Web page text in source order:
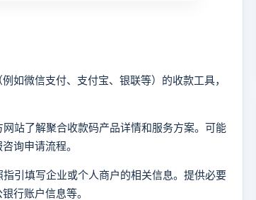
如微信支付、支付宝、银联等）的收款工具，
站了解聚合收款码产品详情和服务方案。可能
询申请流程。
引填写企业或个人商户的相关信息。提供必要
行账户信息等。